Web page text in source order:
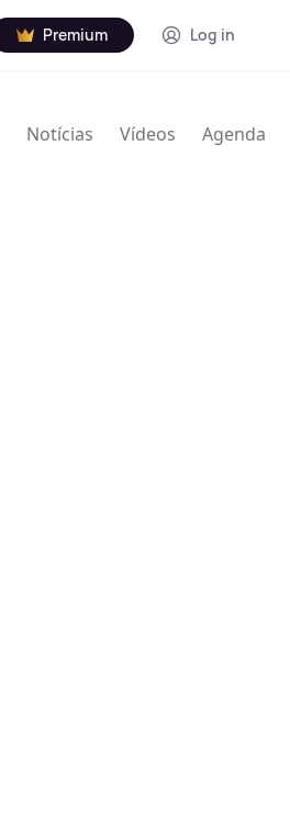
Premium Log in
Notícias Vídeos Agenda